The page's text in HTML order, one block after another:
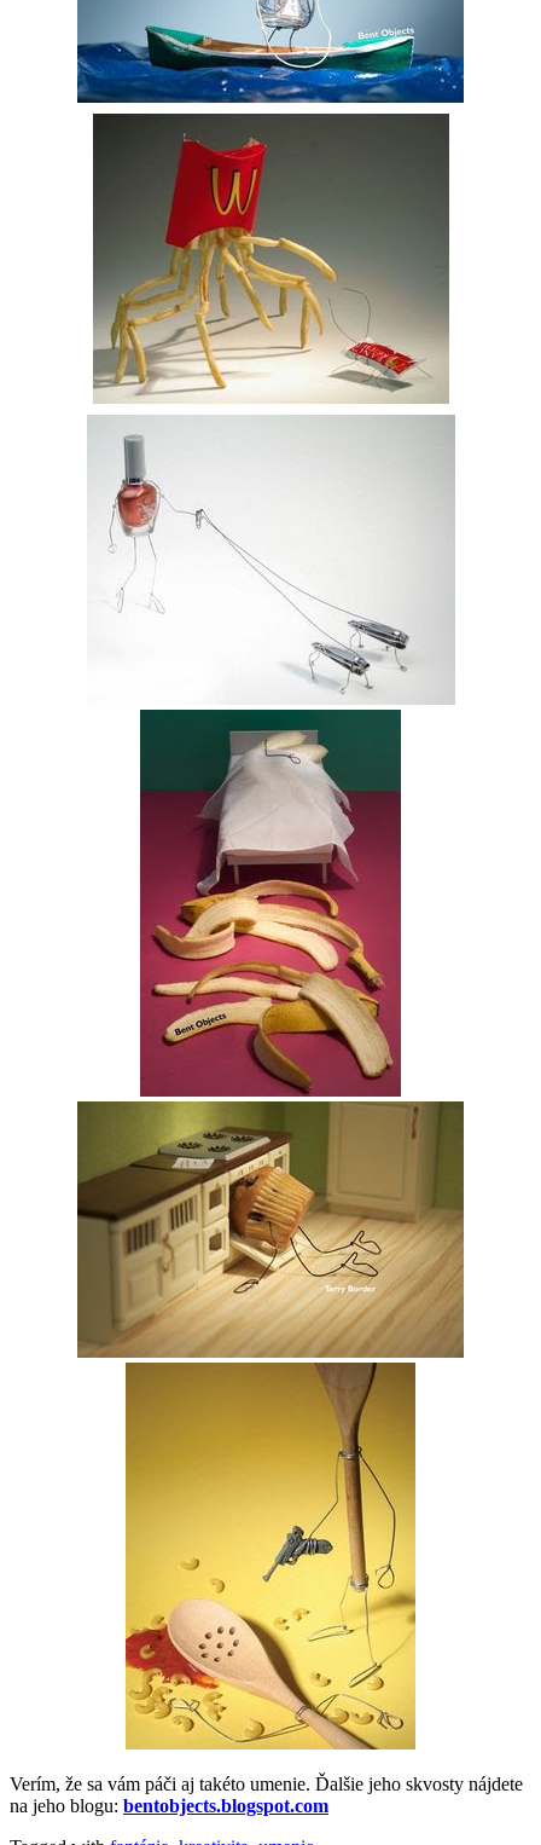
Verím, že sa vám páči aj takéto umenie. Ďalšie jeho skvosty nájdete
na jeho blogu: bentobjects.blogspot.com